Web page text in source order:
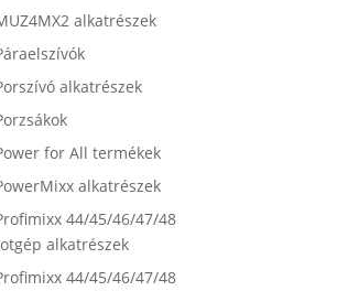
alkatrészek
alkatrészek
for All termékek
alkatrészek
44/45/46/47/48
alkatrészek
44/45/46/47/48